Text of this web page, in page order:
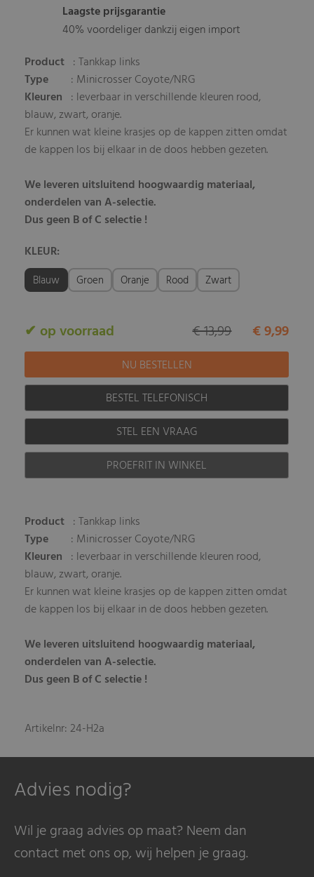
Laagste prijsgarantie
40% voordeliger dankzij eigen import
Product : Tankkap links
Type
: Minicrosser Coyote/NRG
Kleuren : leverbaar in verschillende kleuren rood,
blauw, zwart, oranje.
Er kunnen wat kleine krasjes op de kappen zitten omdat
de kappen los bij elkaar in de doos hebben gezeten.
We leveren uitsluitend hoogwaardig materiaal,
onderdelen van A-selectie.
Dus geen B of C selectie !
KLEUR:
Blauw Groen Oranje Rood Zwart
✔ op voorraad € 9,99
€ 13,99
BESTEL TELEFONISCH
STEL EEN VRAAG
PROEFRIT IN WINKEL
Product : Tankkap links
Type
: Minicrosser Coyote/NRG
Kleuren : leverbaar in verschillende kleuren rood,
blauw, zwart, oranje.
Er kunnen wat kleine krasjes op de kappen zitten omdat
de kappen los bij elkaar in de doos hebben gezeten.
We leveren uitsluitend hoogwaardig materiaal,
onderdelen van A-selectie.
Dus geen B of C selectie !
Artikelnr: 24-H2a
Advies nodig?
Wil je graag advies op maat? Neem dan
contact met ons op, wij helpen je graag.